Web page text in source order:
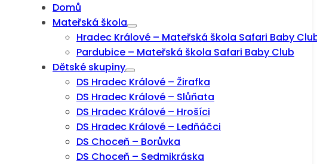
Domů
Mateřská škola
Hradec Králové – Mateřská škola Safari Baby
Pardubice – Mateřská škola Safari Baby Club
Dětské skupiny
DS Hradec Králové – Žirafka
DS Hradec Králové – Slůňata
DS Hradec Králové – Hrošíci
DS Hradec Králové – Ledňáčci
DS Choceň – Borůvka
DS Choceň – Sedmikráska